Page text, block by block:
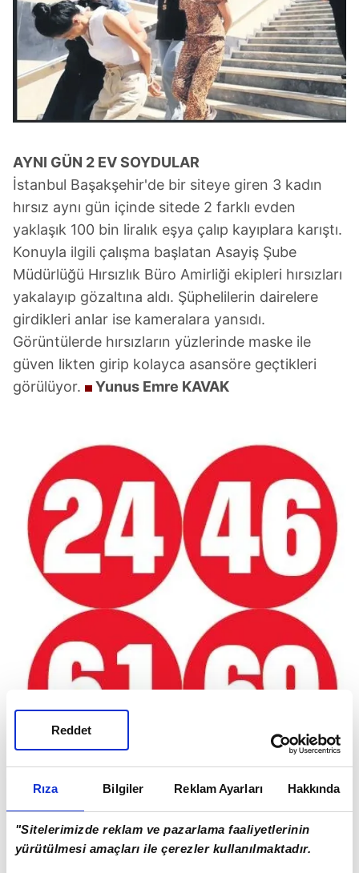
Rıza Bilgiler Reklam Ayarları Hakkında
"Sitelerimizde reklam ve pazarlama faaliyetlerinin
yürütülmesi amaçları ile çerezler kullanılmaktadır.
Reddet
AYNI GÜN 2 EV SOYDULAR
İstanbul Başakşehir'de bir siteye giren 3 kadın
hırsız aynı gün içinde sitede 2 farklı evden
yaklaşık 100 bin liralık eşya çalıp kayıplara karıştı.
Konuyla ilgili çalışma başlatan Asayiş Şube
Müdürlüğü Hırsızlık Büro Amirliği ekipleri hırsızları
yakalayıp gözaltına aldı. Şüphelilerin dairelere
girdikleri anlar ise kameralara yansıdı.
Görüntülerde hırsızların yüzlerinde maske ile
güven likten girip kolayca asansöre geçtikleri
görülüyor.
Yunus Emre KAVAK